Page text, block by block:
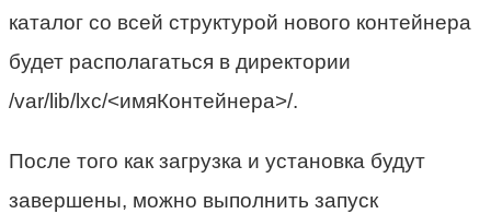
каталог со всей структурой нового контейнера
будет располагаться в директории
/var/lib/lxc/<имяКонтейнера>/.
После того как загрузка и установка будут
завершены, можно выполнить запуск